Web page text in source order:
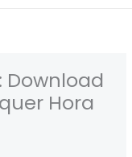
Download
Hora